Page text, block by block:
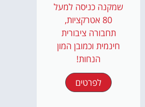
שמקנה כניסה למעל
80 אטרקציות,
תחבורה ציבורית
חינמית וכמובן המון
הנחות!
לפרטים